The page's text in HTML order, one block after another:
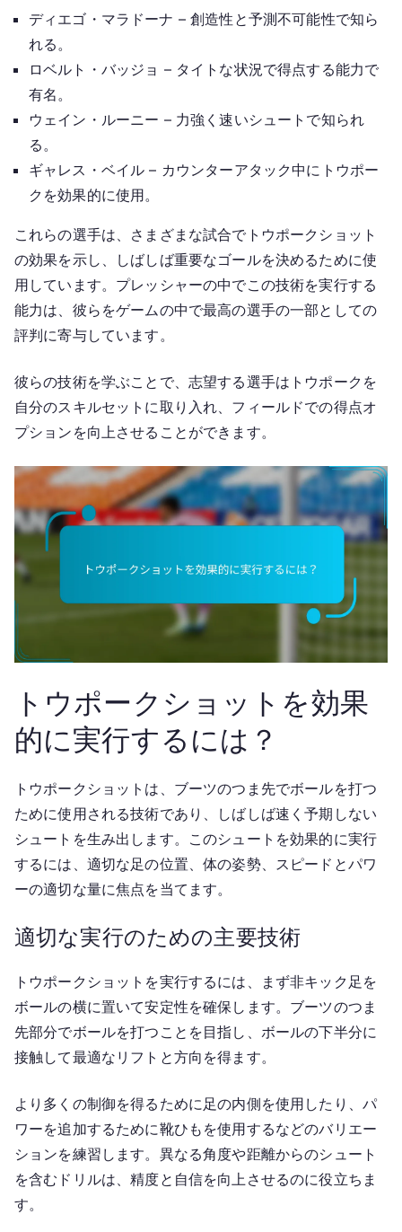
ディエゴ・マラドーナ – 創造性と予測不可能性で知ら
れる。
ロベルト・バッジョ – タイトな状況で得点する能力で
有名。
ウェイン・ルーニー – 力強く速いシュートで知られ
る。
ギャレス・ベイル – カウンターアタック中にトウポー
クを効果的に使用。
これらの選手は、さまざまな試合でトウポークショット
の効果を示し、しばしば重要なゴールを決めるために使
用しています。プレッシャーの中でこの技術を実行する
能力は、彼らをゲームの中で最高の選手の一部としての
評判に寄与しています。
彼らの技術を学ぶことで、志望する選手はトウポークを
自分のスキルセットに取り入れ、フィールドでの得点オ
プションを向上させることができます。
トウポークショットを効果
的に実行するには？
トウポークショットは、ブーツのつま先でボールを打つ
ために使用される技術であり、しばしば速く予期しない
シュートを生み出します。このシュートを効果的に実行
するには、適切な足の位置、体の姿勢、スピードとパワ
ーの適切な量に焦点を当てます。
適切な実行のための主要技術
トウポークショットを実行するには、まず非キック足を
ボールの横に置いて安定性を確保します。ブーツのつま
先部分でボールを打つことを目指し、ボールの下半分に
接触して最適なリフトと方向を得ます。
より多くの制御を得るために足の内側を使用したり、パ
ワーを追加するために靴ひもを使用するなどのバリエー
ションを練習します。異なる角度や距離からのシュート
を含むドリルは、精度と自信を向上させるのに役立ちま
す。